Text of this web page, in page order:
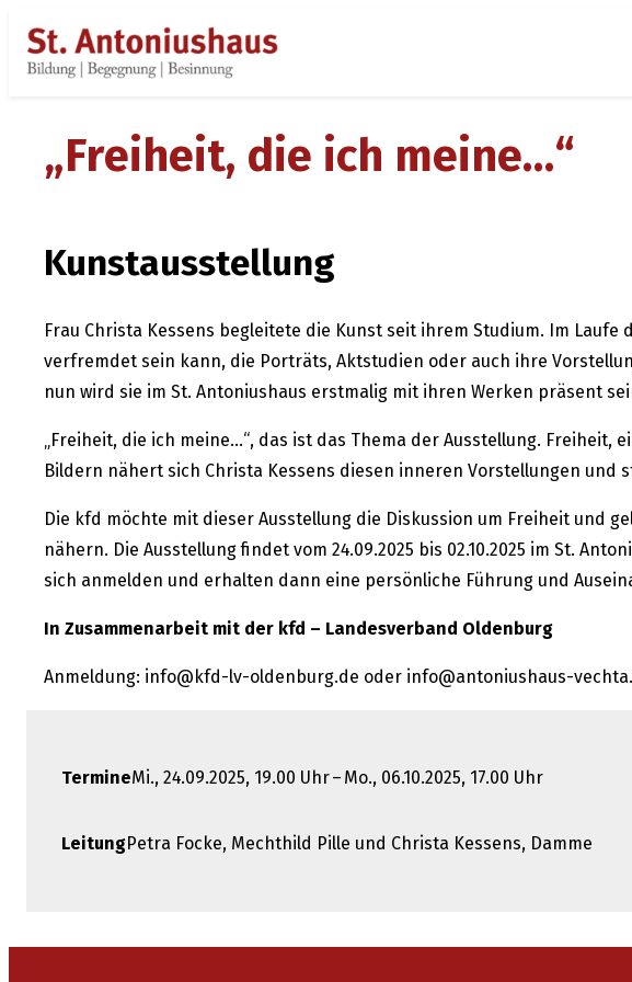
Zum
Inhalt
springen
„Freiheit, die ich meine…“
Kunstausstellung
Frau Christa Kessens begleitete die Kunst seit ihrem Studium. Im
verfremdet sein kann, die Porträts, Aktstudien oder auch ihre
nun wird sie im St. Antoniushaus erstmalig mit ihren Werken präsent
„Freiheit, die ich meine…“, das ist das Thema der Ausstellung.
Bildern nähert sich Christa Kessens diesen inneren Vorstellungen und
Die kfd möchte mit dieser Ausstellung die Diskussion um Freiheit und
nähern. Die Ausstellung findet vom 24.09.2025 bis 02.10.2025 im St.
sich anmelden und erhalten dann eine persönliche Führung und
In Zusammenarbeit mit der kfd – Landesverband Oldenburg
Anmeldung: info@kfd-lv-oldenburg.de oder info@antoniushaus-
TermineMi., 24.09.2025, 19.00 Uhr – Mo., 06.10.2025, 17.00 Uhr
LeitungPetra Focke, Mechthild Pille und Christa Kessens, Damme